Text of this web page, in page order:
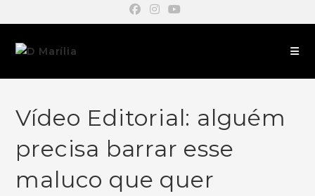
Vídeo Editorial: alguém
precisa barrar esse
maluco que quer